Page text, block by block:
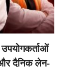
दैनिक लेन-